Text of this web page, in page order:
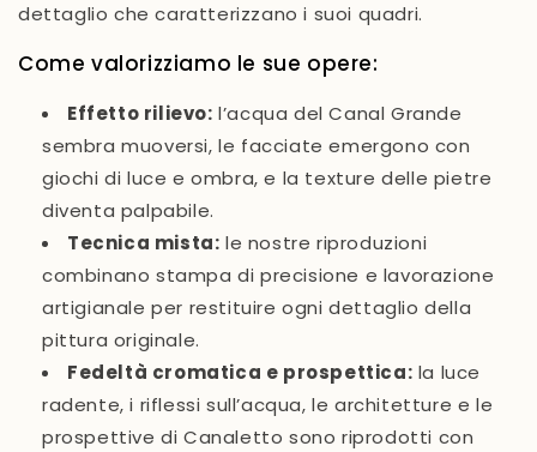
dettaglio che caratterizzano i suoi quadri.
Come valorizziamo le sue opere:
Effetto rilievo: l’acqua del Canal Grande
sembra muoversi, le facciate emergono con
giochi di luce e ombra, e la texture delle pietre
diventa palpabile.
Tecnica mista: le nostre riproduzioni
combinano stampa di precisione e lavorazione
artigianale per restituire ogni dettaglio della
pittura originale.
Fedeltà cromatica e prospettica: la luce
radente, i riflessi sull’acqua, le architetture e le
prospettive di Canaletto sono riprodotti con